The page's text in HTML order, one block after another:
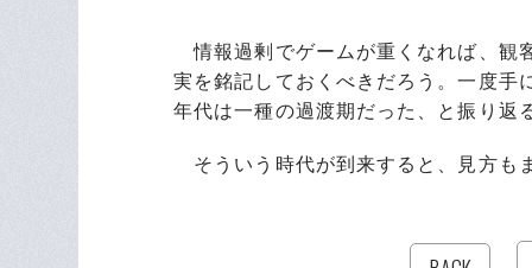
情報過剰でゲームが重くなれば、観
実を銘記しておくべきだろう。一度手
年代は一種の過渡期だった、と振り返
そういう時代が到来すると、見方も